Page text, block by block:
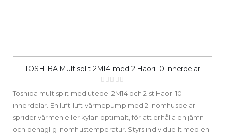
TOSHIBA Multisplit 2M14 med 2 Haori 10 innerdelar
Rating:
Toshiba multisplit med utedel 2M14 och 2 st Haori 10
innerdelar. En luft-luft värmepump med 2 inomhusdelar
sprider värmen eller kylan optimalt, för att erhålla en jämn
och behaglig inomhustemperatur. Styrs individuellt med en